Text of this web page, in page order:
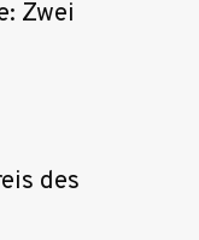
Zwei
des